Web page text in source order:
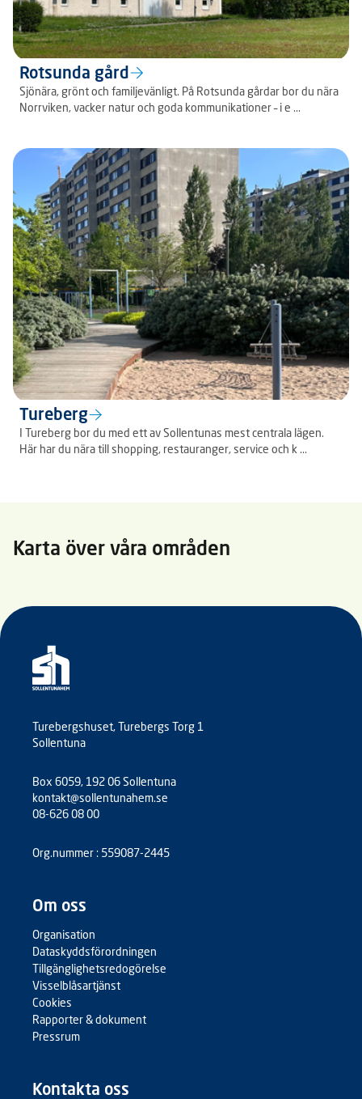
Rotsunda gård
Sjönära, grönt och familjevänligt. På Rotsunda gårdar bor du nära
Norrviken, vacker natur och goda kommunikationer – i e ...
Tureberg
I Tureberg bor du med ett av Sollentunas mest centrala lägen.
Här har du nära till shopping, restauranger, service och k ...
Karta över våra områden
Turebergshuset, Turebergs Torg 1
Sollentuna
Box 6059, 192 06 Sollentuna
kontakt@sollentunahem.se
08-626 08 00
Org.nummer : 559087-2445
Om oss
Organisation
Dataskyddsförordningen
Tillgänglighetsredogörelse
Visselblåsartjänst
Cookies
Rapporter & dokument
Pressrum
Kontakta oss